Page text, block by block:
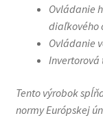
Ovládanie
diaľkového
Ovládanie
Invertorová
Tento výrobok
normy Európskej